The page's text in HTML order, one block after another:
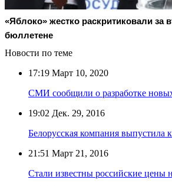
«Яблоко» жестко раскритиковали за
бюллетене
Новости по теме
17:19 Март 10, 2020
СМИ сообщили о разработке
19:02 Дек. 29, 2016
Белорусская компания выпустила
21:51 Март 21, 2016
Стали известны российские цены